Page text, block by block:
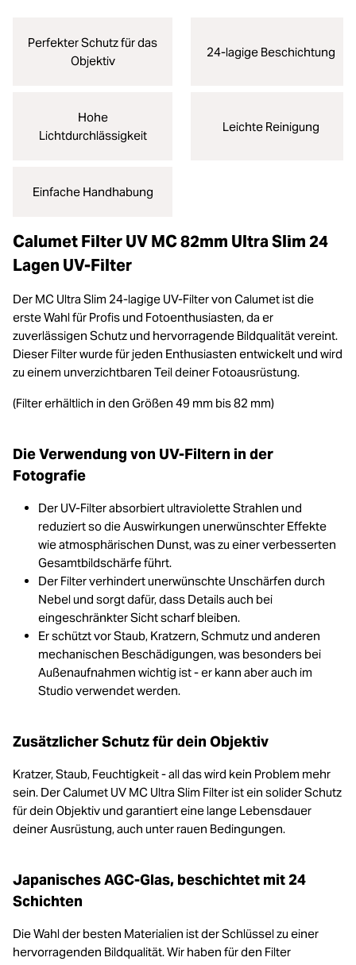
Perfekter Schutz für das
Objektiv
24-lagige Beschichtung
Hohe
Lichtdurchlässigkeit
Leichte Reinigung
Einfache Handhabung
Calumet Filter UV MC 82mm Ultra Slim 24
Lagen UV-Filter
Der MC Ultra Slim 24-lagige UV-Filter von Calumet ist die
erste Wahl für Profis und Fotoenthusiasten, da er
zuverlässigen Schutz und hervorragende Bildqualität vereint.
Dieser Filter wurde für jeden Enthusiasten entwickelt und wird
zu einem unverzichtbaren Teil deiner Fotoausrüstung.
(Filter erhältlich in den Größen 49 mm bis 82 mm)
Die Verwendung von UV-Filtern in der
Fotografie
Der UV-Filter absorbiert ultraviolette Strahlen und
reduziert so die Auswirkungen unerwünschter Effekte
wie atmosphärischen Dunst, was zu einer verbesserten
Gesamtbildschärfe führt.
Der Filter verhindert unerwünschte Unschärfen durch
Nebel und sorgt dafür, dass Details auch bei
eingeschränkter Sicht scharf bleiben.
Er schützt vor Staub, Kratzern, Schmutz und anderen
mechanischen Beschädigungen, was besonders bei
Außenaufnahmen wichtig ist - er kann aber auch im
Studio verwendet werden.
Zusätzlicher Schutz für dein Objektiv
Kratzer, Staub, Feuchtigkeit - all das wird kein Problem mehr
sein. Der Calumet UV MC Ultra Slim Filter ist ein solider Schutz
für dein Objektiv und garantiert eine lange Lebensdauer
deiner Ausrüstung, auch unter rauen Bedingungen.
Japanisches AGC-Glas, beschichtet mit 24
Schichten
Die Wahl der besten Materialien ist der Schlüssel zu einer
hervorragenden Bildqualität. Wir haben für den Filter